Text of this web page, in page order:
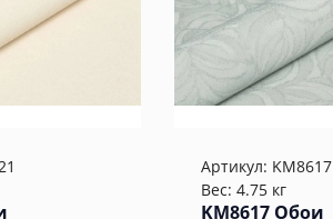
Артикул: KM8617
Вес: 4.75 кг
KM8617 Обои